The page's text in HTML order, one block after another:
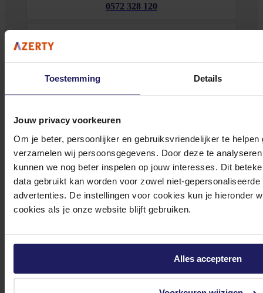
Toestemming Details
Jouw privacy voorkeuren
Om je beter, persoonlijker en gebruiksvriendelijker te
verzamelen wij persoonsgegevens. Door deze te
kunnen we nog beter inspelen op jouw interesses. Dit
data gebruikt kan worden voor zowel niet-
advertenties. De instellingen voor cookies kun je hieronder
cookies als je onze website blijft gebruiken.
Alles accepteren
0572 328 120
Meld je aan voor onze nieuwsbrief!
Ontvang als eerste de beste deals in je inbox
Meld je aan
8102 HG Raalte